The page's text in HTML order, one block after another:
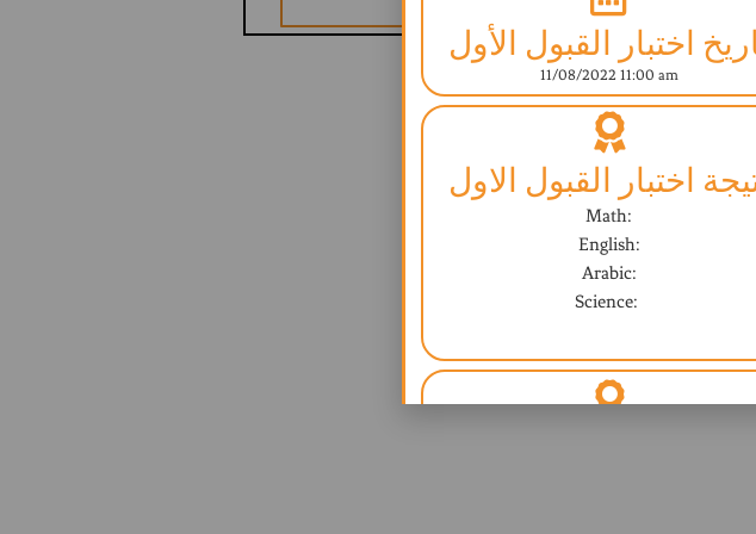
اختبار القبول الأول
11/08/2022 11:00 am
اختبار القبول الاول
Math:
English:
Arabic:
Science: